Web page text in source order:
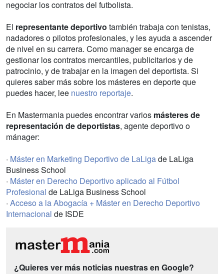
negociar los contratos del futbolista.
El representante deportivo también trabaja con tenistas,
nadadores o pilotos profesionales, y les ayuda a ascender
de nivel en su carrera. Como manager se encarga de
gestionar los contratos mercantiles, publicitarios y de
patrocinio, y de trabajar en la imagen del deportista. Si
quieres saber más sobre los másteres en deporte que
puedes hacer, lee nuestro reportaje.
En Mastermania puedes encontrar varios másteres de
representación de deportistas, agente deportivo o
mánager:
· Máster en Marketing Deportivo de LaLigade LaLiga
Business School
· Máster en Derecho Deportivo aplicado al Fútbol
Profesional de LaLiga Business School
· Acceso a la Abogacía + Máster en Derecho Deportivo
Internacional de ISDE
¿Quieres ver más noticias nuestras en Google?